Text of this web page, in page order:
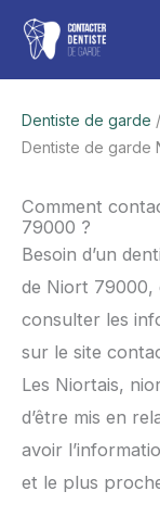
Aller
contenu
Dentiste de garde /
Dentiste de garde
Comment
79000 ?
Besoin d’un
de Niort 79000,
consulter les
sur le site
Les Niortais,
d’être mis en
avoir
et le plus